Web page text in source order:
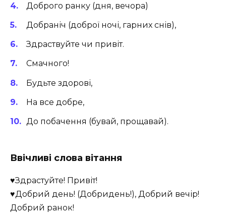
Доброго ранку (дня, вечора)
Добраніч (доброї ночі, гарних снів),
Здраствуйте чи привіт.
Смачного!
Будьте здорові,
На все добре,
До побачення (бувай, прощавай).
Ввічливі слова вітання
♥Здрастуйте! Привіт!
♥Добрий день! (Добридень!), Добрий вечір!
Добрий ранок!